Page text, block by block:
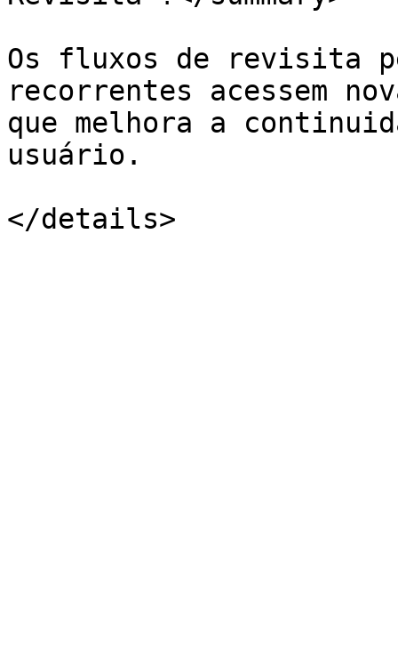
Os fluxos de revisita
recorrentes acessem
que melhora a
usuário.